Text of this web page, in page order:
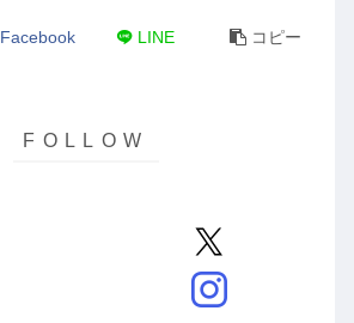
Facebook LINE コピー